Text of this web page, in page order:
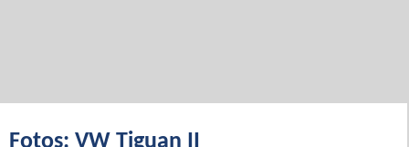
Fotos: VW Tiguan II